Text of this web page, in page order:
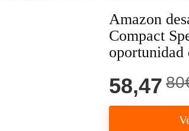
Amazon
Compact
oportunidad
58,47